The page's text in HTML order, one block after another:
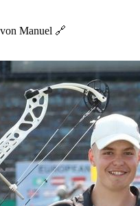
Manuel 🔗